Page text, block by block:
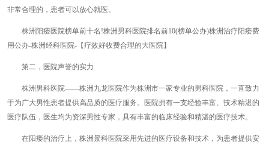
非常合理的，患者可以放心就医。
株洲阳痿医院榜单前十名!株洲男科医院排名前10(榜单公办)株洲治疗阳痿费
用公办-株洲经科医院-【疗效好收费合理的大医院】
第二，医院声誉的实力
株洲男科医院——株洲九龙医院作为株洲市一家专业的男科医院，一直致力
于为广大男性患者提供高品质的医疗服务。医院拥有一支经验丰富、技术精湛的
医疗队伍，医生均为资深男性专家，具有丰富的临床经验和精湛的医疗技术。
在阳痿的治疗上，株洲景科医院采用先进的医疗设备和技术，为患者提供安